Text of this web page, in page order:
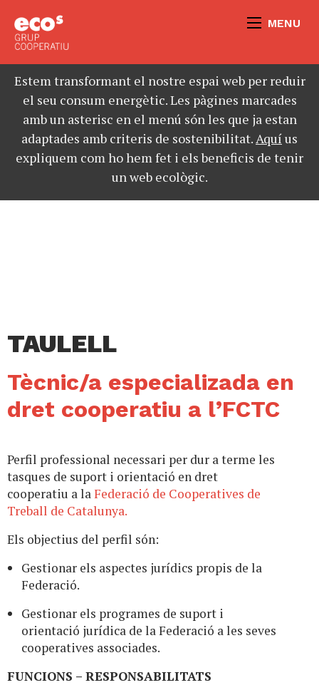
MENU
Estem transformant el nostre espai web per reduir
el seu consum energètic. Les pàgines marcades
amb un asterisc en el menú són les que ja estan
adaptades amb criteris de sostenibilitat.Aquíus
expliquem com ho hem fet i els beneficis de tenir
un web ecològic.
TAULELL
Tècnic/a especializada en
dret cooperatiu a l’FCTC
Perfil professional necessari per dur a terme les
tasques de suport i orientació en dret
cooperatiu a la Federació de Cooperatives de
Treball de Catalunya.
Els objectius del perfil són:
Gestionar els aspectes jurídics propis de la
Federació.
Gestionar els programes de suport i
orientació jurídica de la Federació a les seves
cooperatives associades.
FUNCIONS – RESPONSABILITATS